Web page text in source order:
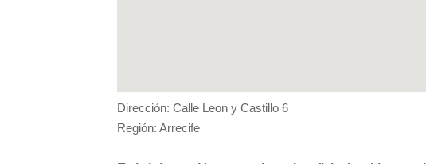
Dirección: Calle Leon y Castillo 6
Región: Arrecife